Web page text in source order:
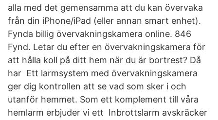
alla med det gemensamma att du kan övervaka
från din iPhone/iPad (eller annan smart enhet).
Fynda billig övervakningskamera online. 846
Fynd. Letar du efter en övervakningskamera för
att hålla koll på ditt hem när du är bortrest? Då
har Ett larmsystem med övervakningskamera
ger dig kontrollen att se vad som sker i och
utanför hemmet. Som ett komplement till våra
hemlarm erbjuder vi ett Inbrottslarm avskräcker